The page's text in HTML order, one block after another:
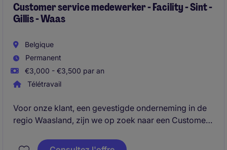
Customer service medewerker - Facility - Sint -
Gillis - Waas
Belgique
Permanent
€3,000 - €3,500 par an
Télétravail
Voor onze klant, een gevestigde onderneming in de
regio Waasland, zijn we op zoek naar een Customer
functie vorm je de schakel tussen klanten, sales en